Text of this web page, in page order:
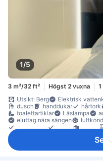
1/5
3 m²/32 ft² Högst 2 vuxna
Utsikt: Berg
Elektrisk
dusch
handdukar hårtork
toalettartiklar
Läslampa
eluttag nära sängen
torktumlare